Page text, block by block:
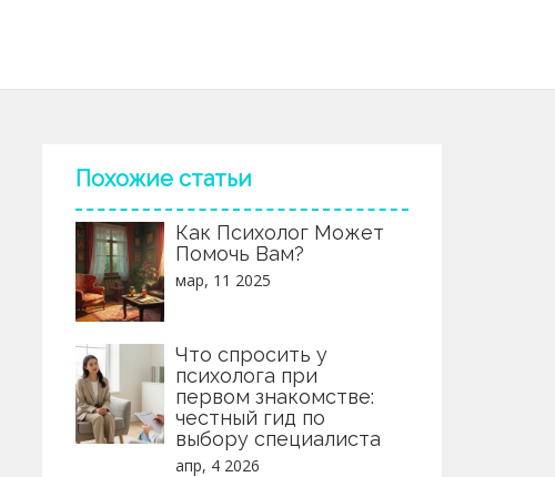
Похожие статьи
Как Психолог Может
Помочь Вам?
мар, 11 2025
Что спросить у
психолога при
первом знакомстве:
честный гид по
выбору специалиста
апр, 4 2026